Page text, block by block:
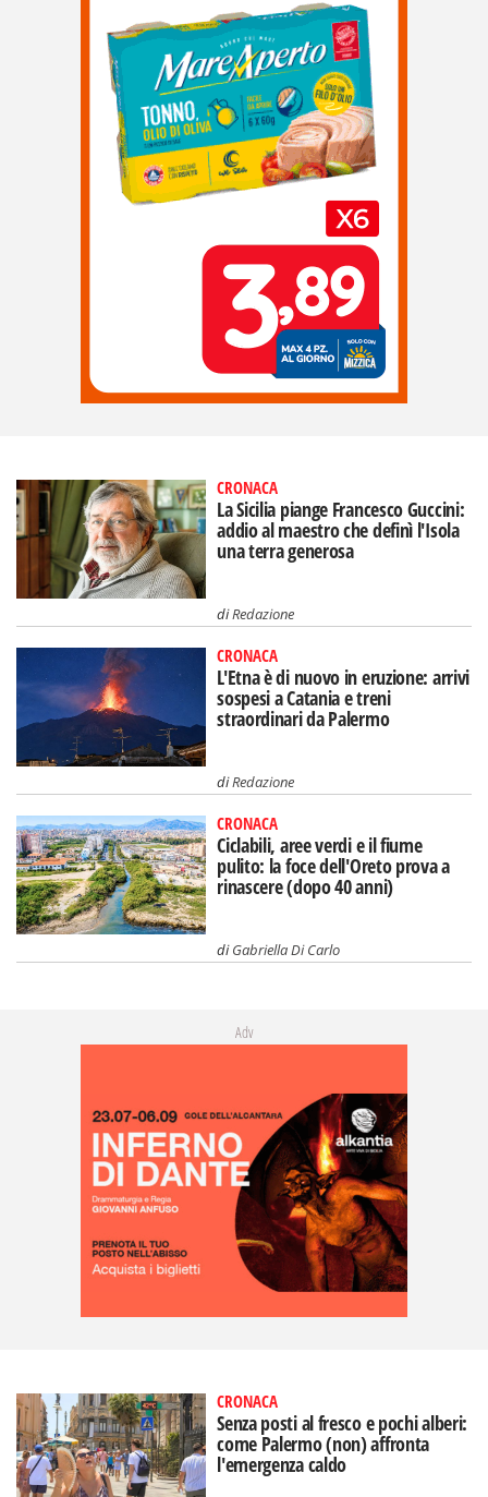
CRONACA
La Sicilia piange Francesco Guccini:
addio al maestro che definì l'Isola
una terra generosa
diRedazione
CRONACA
L'Etna è di nuovo in eruzione: arrivi
sospesi a Catania e treni
straordinari da Palermo
diRedazione
CRONACA
Ciclabili, aree verdi e il fiume
pulito: la foce dell'Oreto prova a
rinascere (dopo 40 anni)
diGabriella Di Carlo
Adv
CRONACA
Senza posti al fresco e pochi alberi:
come Palermo (non) affronta
l'emergenza caldo